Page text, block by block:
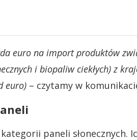
euro na import produktów
i biopaliw ciekłych) z
euro) – czytamy w
paneli słonecznych.